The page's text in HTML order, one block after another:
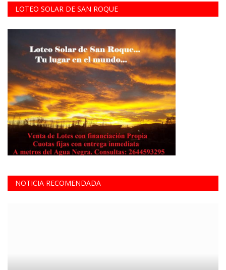
LOTEO SOLAR DE SAN ROQUE
NOTICIA RECOMENDADA